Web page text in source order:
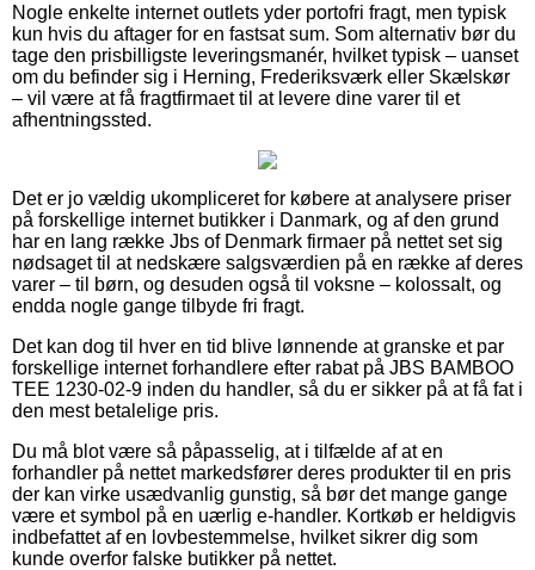
Nogle enkelte internet outlets yder portofri fragt, men typisk
kun hvis du aftager for en fastsat sum. Som alternativ bør du
tage den prisbilligste leveringsmanér, hvilket typisk – uanset
om du befinder sig i Herning, Frederiksværk eller Skælskør
– vil være at få fragtfirmaet til at levere dine varer til et
afhentningssted.
Det er jo vældig ukompliceret for købere at analysere priser
på forskellige internet butikker i Danmark, og af den grund
har en lang række Jbs of Denmark firmaer på nettet set sig
nødsaget til at nedskære salgsværdien på en række af deres
varer – til børn, og desuden også til voksne – kolossalt, og
endda nogle gange tilbyde fri fragt.
Det kan dog til hver en tid blive lønnende at granske et par
forskellige internet forhandlere efter rabat på JBS BAMBOO
TEE 1230-02-9 inden du handler, så du er sikker på at få fat i
den mest betalelige pris.
Du må blot være så påpasselig, at i tilfælde af at en
forhandler på nettet markedsfører deres produkter til en pris
der kan virke usædvanlig gunstig, så bør det mange gange
være et symbol på en uærlig e-handler. Kortkøb er heldigvis
indbefattet af en lovbestemmelse, hvilket sikrer dig som
kunde overfor falske butikker på nettet.